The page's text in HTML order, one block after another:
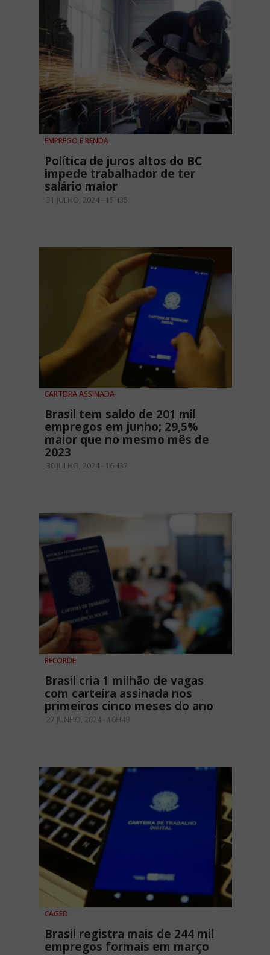
EMPREGO E RENDA
Política de juros altos do BC
impede trabalhador de ter
salário maior
31 JULHO, 2024 - 15H35
CARTEIRA ASSINADA
Brasil tem saldo de 201 mil
empregos em junho; 29,5%
maior que no mesmo mês de
2023
30 JULHO, 2024 - 16H37
RECORDE
Brasil cria 1 milhão de vagas
com carteira assinada nos
primeiros cinco meses do ano
27 JUNHO, 2024 - 16H49
CAGED
Brasil registra mais de 244 mil
empregos formais em março